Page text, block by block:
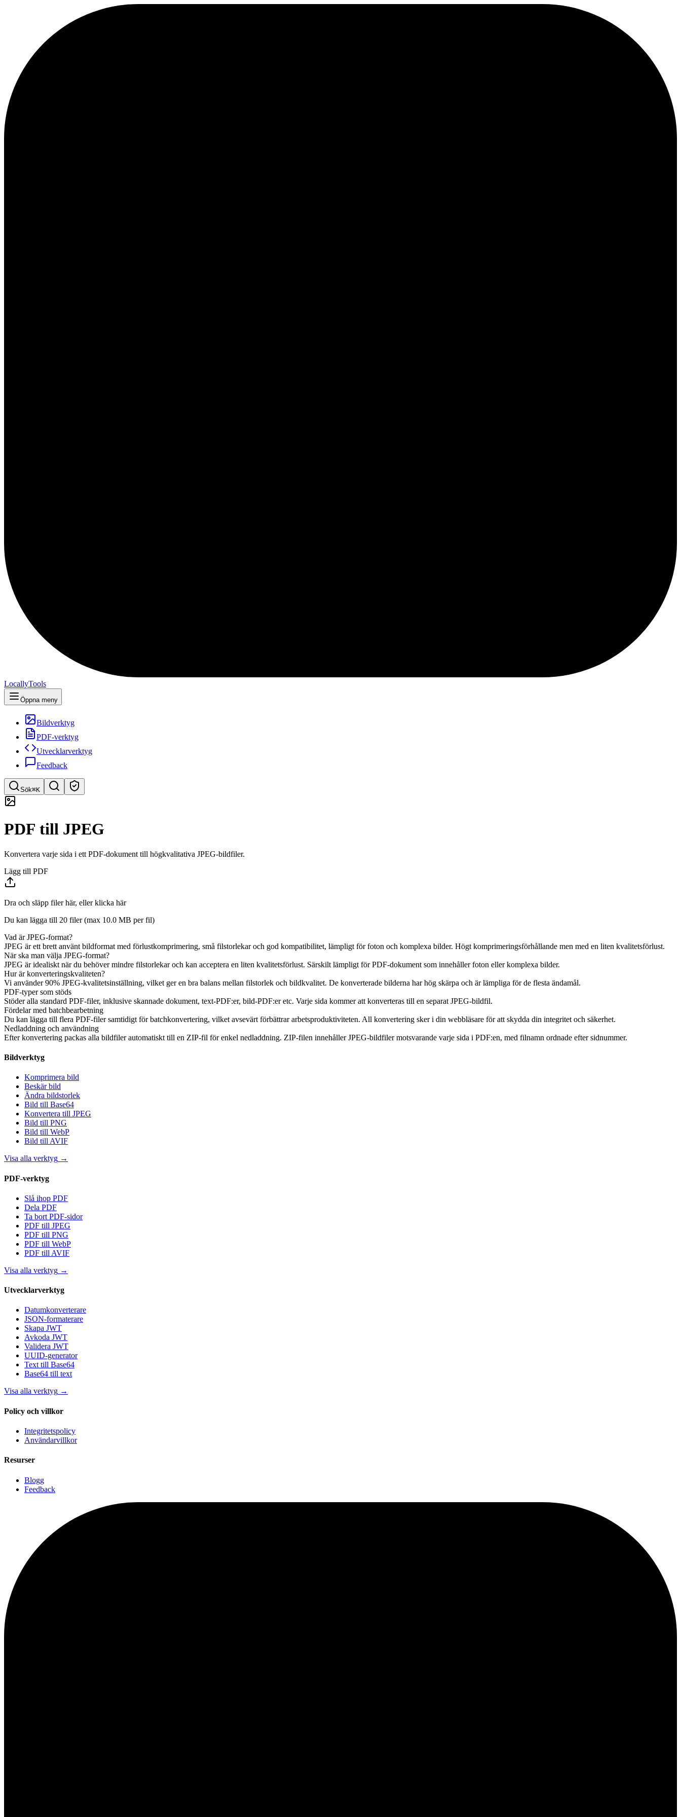
LocallyTools
Öppna meny
Bildverktyg
PDF-verktyg
Utvecklarverktyg
Feedback
Sök⌘K
Snabbsök efter verktyg
PDF till JPEG
Konvertera varje sida i ett PDF-dokument till högkvalitativa JPEG-bildfiler.
Lägg till PDF
Dra och släpp filer här, eller klicka här
Du kan lägga till 20 filer (max 10.0 MB per fil)
Vad är JPEG-format?
JPEG är ett brett använt bildformat med förlustkomprimering, små filstorlekar och god kompatibilitet, lämpligt för foton och komplexa bilder. Högt komprimeringsförhållande men med en liten kvalitetsförlust.
När ska man välja JPEG-format?
JPEG är idealiskt när du behöver mindre filstorlekar och kan acceptera en liten kvalitetsförlust. Särskilt lämpligt för PDF-dokument som innehåller foton eller komplexa bilder.
Hur är konverteringskvaliteten?
Vi använder 90% JPEG-kvalitetsinställning, vilket ger en bra balans mellan filstorlek och bildkvalitet. De konverterade bilderna har hög skärpa och är lämpliga för de flesta ändamål.
PDF-typer som stöds
Stöder alla standard PDF-filer, inklusive skannade dokument, text-PDF:er, bild-PDF:er etc. Varje sida kommer att konverteras till en separat JPEG-bildfil.
Fördelar med batchbearbetning
Du kan lägga till flera PDF-filer samtidigt för batchkonvertering, vilket avsevärt förbättrar arbetsproduktiviteten. All konvertering sker i din webbläsare för att skydda din integritet och säkerhet.
Nedladdning och användning
Efter konvertering packas alla bildfiler automatiskt till en ZIP-fil för enkel nedladdning. ZIP-filen innehåller JPEG-bildfiler motsvarande varje sida i PDF:en, med filnamn ordnade efter sidnummer.
Bildverktyg
Komprimera bild
Beskär bild
Ändra bildstorlek
Bild till Base64
Konvertera till JPEG
Bild till PNG
Bild till WebP
Bild till AVIF
Visa alla verktyg →
PDF-verktyg
Slå ihop PDF
Dela PDF
Ta bort PDF-sidor
PDF till JPEG
PDF till PNG
PDF till WebP
PDF till AVIF
Visa alla verktyg →
Utvecklarverktyg
Datumkonverterare
JSON-formaterare
Skapa JWT
Avkoda JWT
Validera JWT
UUID-generator
Text till Base64
Base64 till text
Visa alla verktyg →
Policy och villkor
Integritetspolicy
Användarvillkor
Resurser
Blogg
Feedback